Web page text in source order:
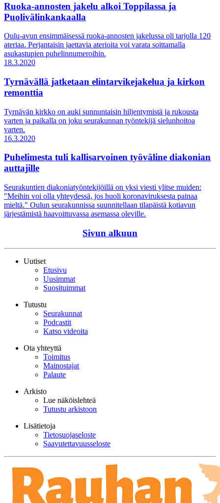
Ruoka-annosten jakelu alkoi Toppilassa ja
Puolivälinkankaalla
Oulu-avun ensimmäisessä ruoka-annosten jakelussa oli tarjolla 120
ateriaa. Perjantaisin jaettavia aterioita voi varata soittamalla
asukastupien puhelinnumeroihin.
18.3.2020
Tyrnävällä jatketaan elintarvikejakelua ja kirkon
remonttia
Tyrnävän kirkko on auki sunnuntaisin hiljentymistä ja rukousta
varten ja paikalla on joku seurakunnan työntekijä sielunhoitoa
varten.
16.3.2020
Puhelimesta tuli kallisarvoinen työväline diakonian
auttajille
Seurakuntien diakoniatyöntekijöillä on yksi viesti ylitse muiden:
"Meihin voi olla yhteydessä, jos huoli koronaviruksesta painaa
mieltä." Oulun seurakunnissa suunnitellaan tilapäistä kotiavun
järjestämistä haavoittuvassa asemassa oleville.
Sivun alkuun
Uutiset
Etusivu
Uusimmat
Suosituimmat
Tutustu
Seurakunnat
Podcastit
Katso videoita
Ota yhteyttä
Toimitus
Mainostajat
Palaute
Arkisto
Lue näköislehteä
Tutustu arkistoon
Lisätietoja
Tietosuojaseloste
Saavutettavuusseloste